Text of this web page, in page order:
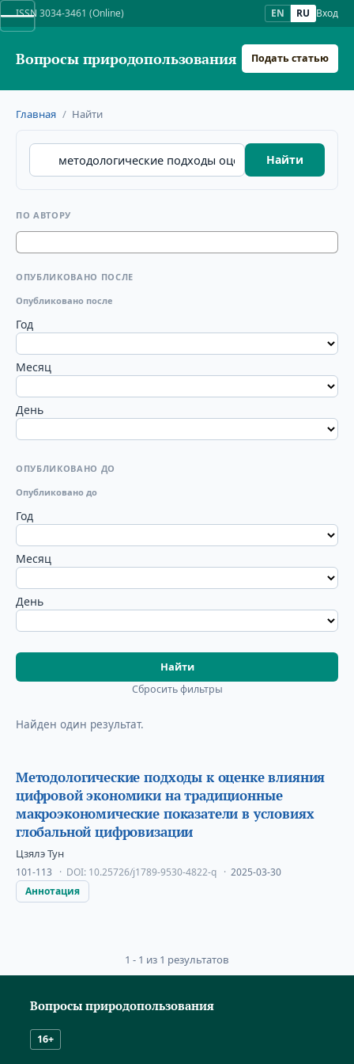
ISSN 3034-3461 (Online) EN RU Вход
Вопросы природопользования Подать статью
Главная / Найти
Найти
ПО АВТОРУ
ОПУБЛИКОВАНО ПОСЛЕ
Опубликовано после
Год
Месяц
День
ОПУБЛИКОВАНО ДО
Опубликовано до
Год
Месяц
День
Найти
Сбросить фильтры
Найден один результат.
Методологические подходы к оценке влияния
цифровой экономики на традиционные
макроэкономические показатели в условиях
глобальной цифровизации
Цзялэ Тун
101-113 DOI: 10.25726/j1789-9530-4822-q
2025-03-30
Аннотация
1 - 1 из 1 результатов
Вопросы природопользования
16+